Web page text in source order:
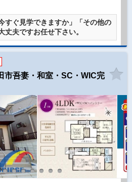
すぐ見学できますか」「その他の
夫ですお任せ下さい。
吾妻・和室・SC・WIC完